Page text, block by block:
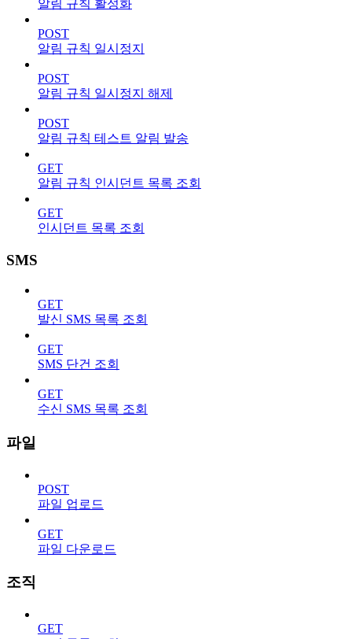
알림 규칙 활성화
POST
알림 규칙 일시정지
POST
알림 규칙 일시정지 해제
POST
알림 규칙 테스트 알림 발송
GET
알림 규칙 인시던트 목록 조회
GET
인시던트 목록 조회
SMS
GET
발신 SMS 목록 조회
GET
SMS 단건 조회
GET
수신 SMS 목록 조회
파일
POST
파일 업로드
GET
파일 다운로드
조직
GET